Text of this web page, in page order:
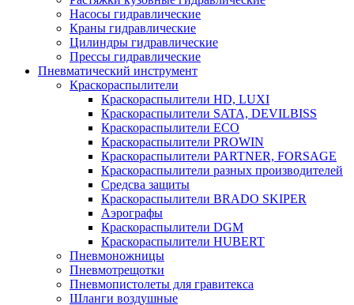
Насосы гидравлические
Краны гидравлические
Цилиндры гидравлические
Прессы гидравлические
Пневматический инструмент
Краскораспылители
Краскораспылители HD, LUXI
Краскораспылители SATA, DEVILBISS
Краскораспылители ECO
Краскораспылители PROWIN
Краскораспылители PARTNER, FORSAGE
Краскораспылители разных производителей
Средсва защиты
Краскораспылители BRADO SKIPER
Аэрографы
Краскораспылители DGM
Краскораспылители HUBERT
Пневмоножницы
Пневмотрещотки
Пневмопистолеты для гравитекса
Шланги воздушные